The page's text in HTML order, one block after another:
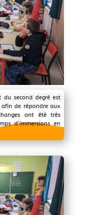
du second degré est
afin de répondre aux
ont été très
d’immersions en